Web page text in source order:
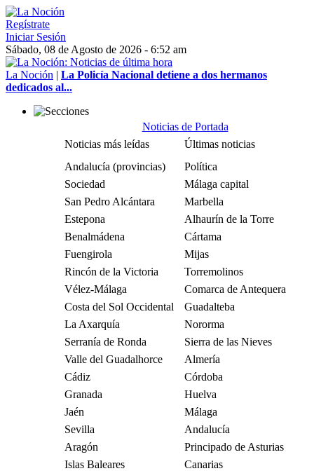
Regístrate
Iniciar Sesión
Sábado, 08 de Agosto de 2026 - 6:52 am
La Noción | La Policía Nacional detiene a dos hermanos
dedicados al...
Noticias de Portada
Noticias más leídas
Últimas noticias
Andalucía (provincias)
Política
Sociedad
Málaga capital
San Pedro Alcántara
Marbella
Estepona
Alhaurín de la Torre
Benalmádena
Cártama
Fuengirola
Mijas
Rincón de la Victoria
Torremolinos
Vélez-Málaga
Comarca de Antequera
Costa del Sol Occidental
Guadalteba
La Axarquía
Nororma
Serranía de Ronda
Sierra de las Nieves
Valle del Guadalhorce
Almería
Cádiz
Córdoba
Granada
Huelva
Jaén
Málaga
Sevilla
Andalucía
Aragón
Principado de Asturias
Islas Baleares
Canarias